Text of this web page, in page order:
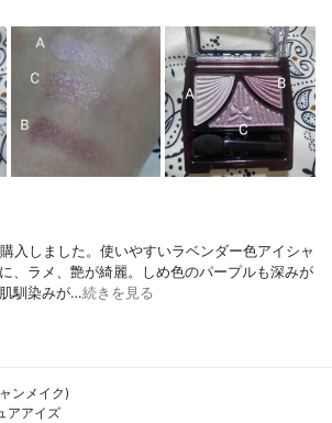
入しました。使いやすいラベンダー色アイシャ
、ラメ、艶が綺麗。しめ色のパープルも深みが
馴染みが…続きを見る
ンメイク)
アアイズ